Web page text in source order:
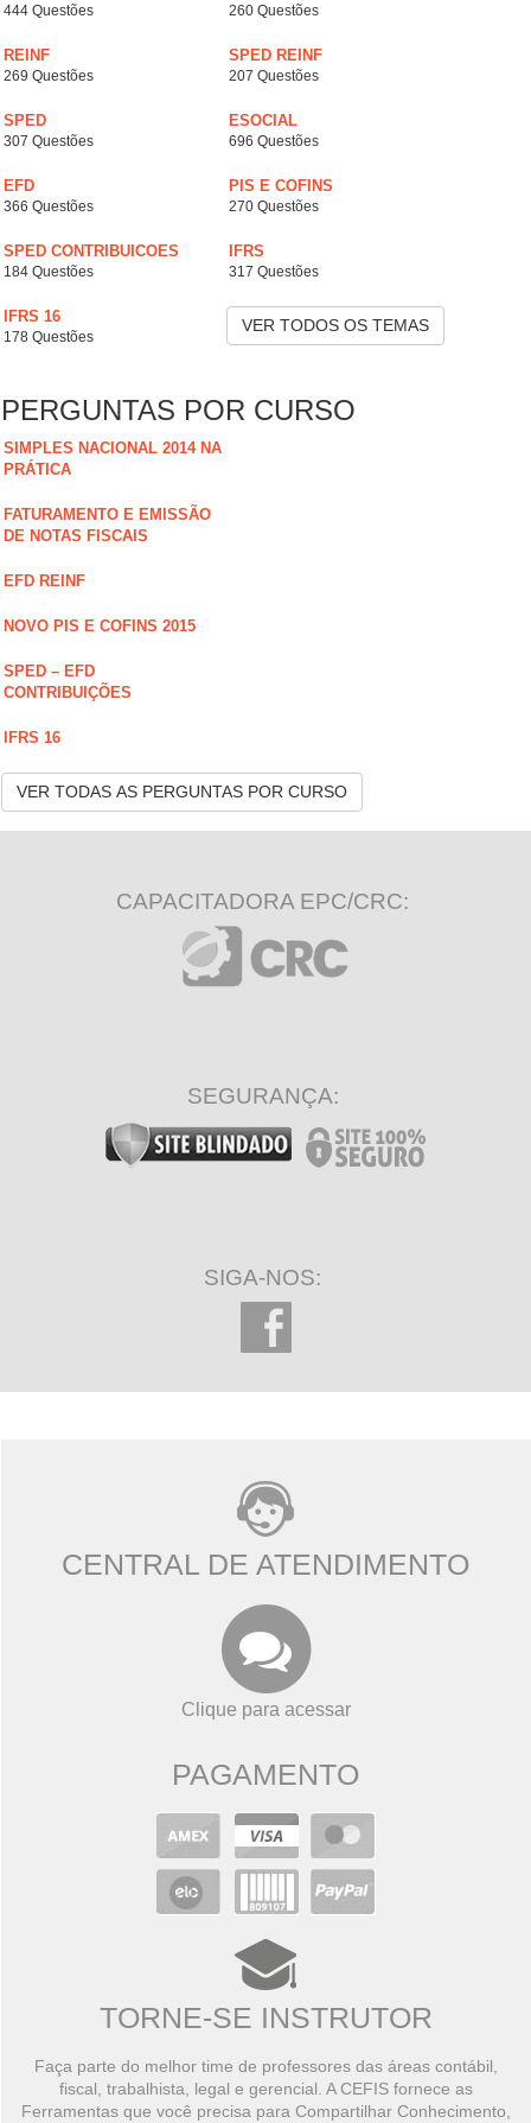
444 Questões 260 Questões
REINF
269 Questões
SPED REINF
207 Questões
SPED
307 Questões
ESOCIAL
696 Questões
EFD
366 Questões
PIS E COFINS
270 Questões
SPED CONTRIBUICOES
184 Questões
IFRS
317 Questões
IFRS 16
178 Questões
VER TODOS OS TEMAS
PERGUNTAS POR CURSO
SIMPLES NACIONAL 2014 NA
PRÁTICA
FATURAMENTO E EMISSÃO
DE NOTAS FISCAIS
EFD REINF
NOVO PIS E COFINS 2015
SPED – EFD
CONTRIBUIÇÕES
IFRS 16
VER TODAS AS PERGUNTAS POR CURSO
CAPACITADORA EPC/CRC:
SEGURANÇA:
SIGA-NOS:
CENTRAL DE ATENDIMENTO
Clique para acessar
PAGAMENTO
TORNE-SE INSTRUTOR
Faça parte do melhor time de professores das áreas contábil,
fiscal, trabalhista, legal e gerencial. A CEFIS fornece as
Ferramentas que você precisa para Compartilhar Conhecimento,